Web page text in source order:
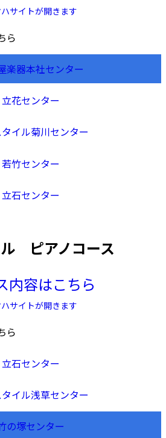
サイトが開きます
ら
楽器本社センター
立花センター
イル菊川センター
若竹センター
立石センター
ピアノコース
内容はこちら
サイトが開きます
ら
立石センター
イル浅草センター
の塚センター